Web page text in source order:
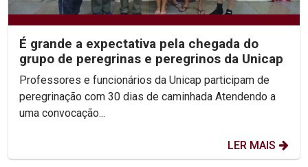
É grande a expectativa pela chegada do
grupo de peregrinas e peregrinos da Unicap
Professores e funcionários da Unicap participam de
peregrinação com 30 dias de caminhada Atendendo a
uma convocação...
LER MAIS